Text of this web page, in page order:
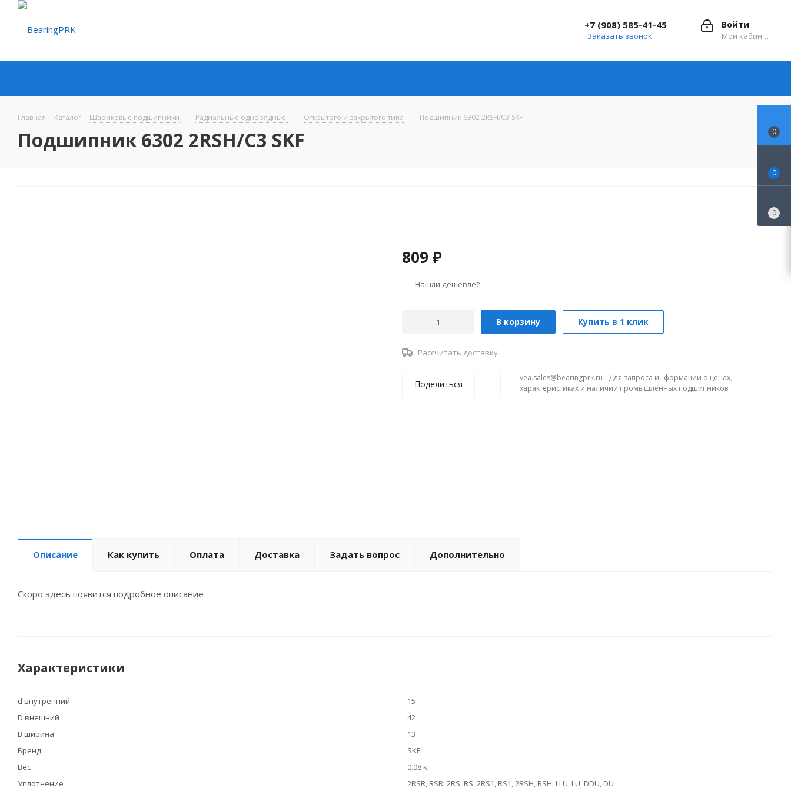
Войти
Мой кабинет
+7 (908) 585-41-45
Заказать звонок
Главная - Каталог - Шариковые подшипники - Радиальные однорядные - Открытого и закрытого типа - Подшипник 6302 2RSH/C3 SKF
Подшипник 6302 2RSH/C3 SKF
809 ₽
Нашли дешевле?
В корзину Купить в 1 клик
Рассчитать доставку
Поделиться
vea.sales@bearingprk.ru - Для запроса информации о ценах,
характеристиках и наличии промышленных подшипников.
Описание Как купить Оплата Доставка Задать вопрос Дополнительно
Скоро здесь появится подробное описание
Характеристики
d внутренний
15
D внешний
42
B ширина
13
Бренд
SKF
Вес
0.08 кг
Уплотнение
2RSR, RSR, 2RS, RS, 2RS1, RS1, 2RSH, RSH, LLU, LU, DDU, DU
0
0
0